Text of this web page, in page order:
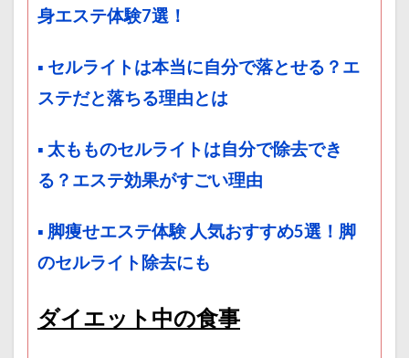
身エステ体験7選！
▪ セルライトは本当に自分で落とせる？エ
ステだと落ちる理由とは
▪ 太もものセルライトは自分で除去でき
る？エステ効果がすごい理由
▪ 脚痩せエステ体験 人気おすすめ5選！脚
のセルライト除去にも
ダイエット中の食事